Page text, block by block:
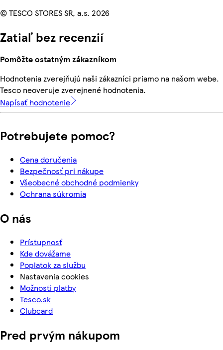
© TESCO STORES SR, a.s. 2026
Zatiaľ bez recenzií
Pomôžte ostatným zákazníkom
Hodnotenia zverejňujú naši zákazníci priamo na našom webe.
Tesco neoveruje zverejnené hodnotenia.
Napísať hodnotenie
Potrebujete pomoc?
Cena doručenia
Bezpečnosť pri nákupe
Všeobecné obchodné podmienky
Ochrana súkromia
O nás
Prístupnosť
Kde dovážame
Poplatok za službu
Nastavenia cookies
Možnosti platby
Tesco.sk
Clubcard
Pred prvým nákupom